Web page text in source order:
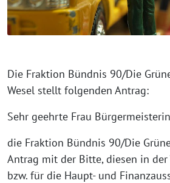
Die Fraktion Bündnis 90/Die
Wesel stellt folgenden Antrag:
Sehr geehrte Frau
die Fraktion Bündnis 90/Die
Antrag mit der Bitte, diesen in der
bzw. für die Haupt- und